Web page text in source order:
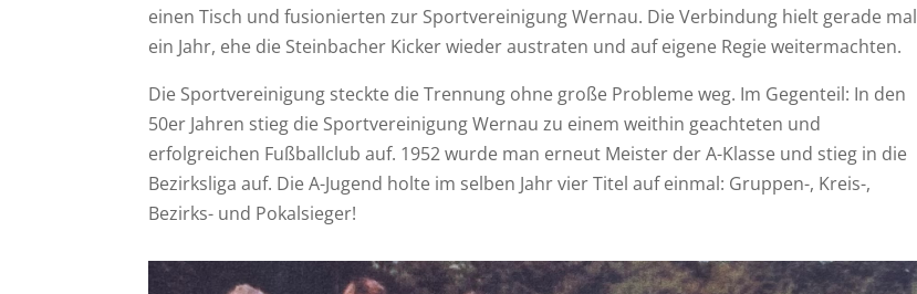
einen Tisch und fusionierten zur Sportvereinigung Wernau. Die Verbindung hielt gerade mal
ein Jahr, ehe die Steinbacher Kicker wieder austraten und auf eigene Regie weitermachten.
Die Sportvereinigung steckte die Trennung ohne große Probleme weg. Im Gegenteil: In den
50er Jahren stieg die Sportvereinigung Wernau zu einem weithin geachteten und
erfolgreichen Fußballclub auf. 1952 wurde man erneut Meister der A-Klasse und stieg in die
Bezirksliga auf. Die A-Jugend holte im selben Jahr vier Titel auf einmal: Gruppen-, Kreis-,
Bezirks- und Pokalsieger!